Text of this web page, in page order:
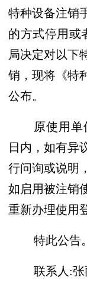
特种设备注销
的方式停用或
局决定对以下
销 ， 现将 《特
公布。
原使用
日内，如有异
行问询或说明
如 启用被注销
重新办理使用
特此公告。
联系人 :张